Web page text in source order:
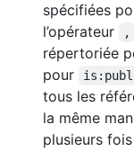
spécifiées
l’opérateur
,
répertoriée
pour
tous les
la même
plusieurs